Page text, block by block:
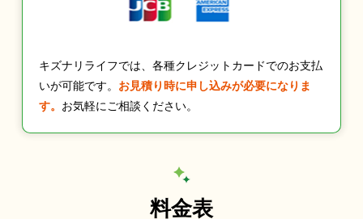
キズナリライフでは、各種クレジットカードでのお支払
いが可能です。 お見積り時に申し込みが必要になりま
す。 お気軽にご相談ください。
料金表